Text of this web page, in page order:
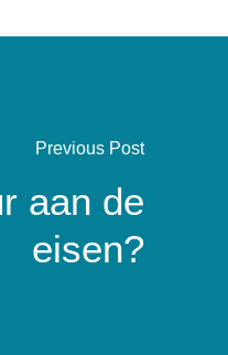
Previous Post
aan de
eisen?